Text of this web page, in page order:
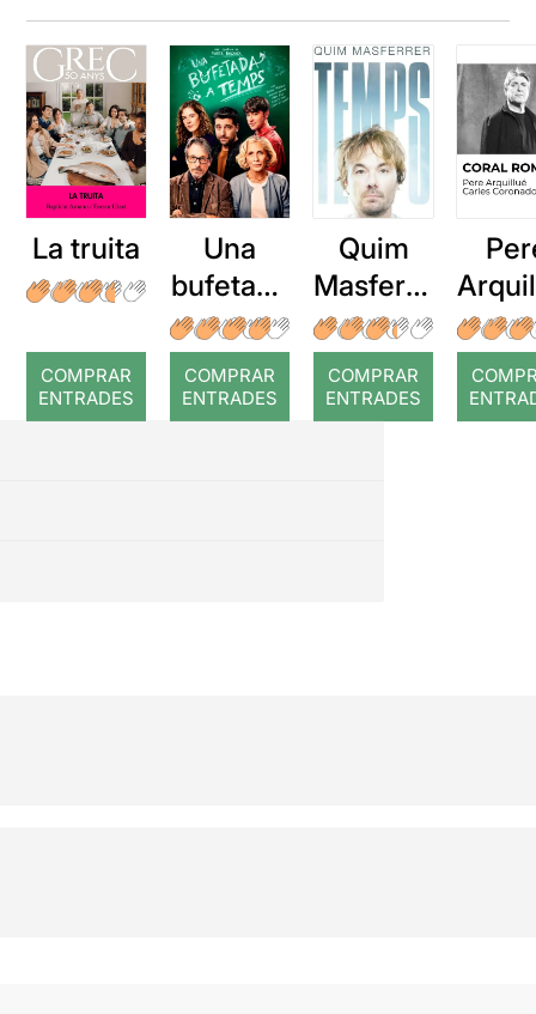
La truita
COMPRAR
ENTRADES
Una
bufetada
a temps
COMPRAR
ENTRADES
Quim
Masferre
r: Temps
COMPRAR
ENTRADES
: